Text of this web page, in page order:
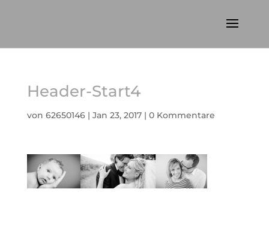
Header-Start4
von 62650146| Jan 23, 2017| 0 Kommentare